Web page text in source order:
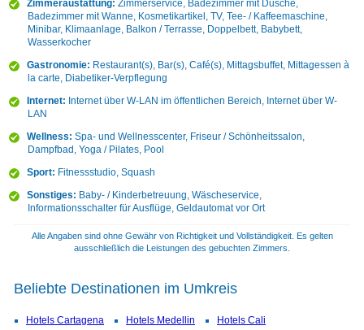
Zimmeraustattung: Zimmerservice, Badezimmer mit Dusche,
Badezimmer mit Wanne, Kosmetikartikel, TV, Tee- / Kaffeemaschine,
Minibar, Klimaanlage, Balkon / Terrasse, Doppelbett, Babybett,
Wasserkocher
Gastronomie: Restaurant(s), Bar(s), Café(s), Mittagsbuffet, Mittagessen à
la carte, Diabetiker-Verpflegung
Internet: Internet über W-LAN im öffentlichen Bereich, Internet über W-
LAN
Wellness: Spa- und Wellnesscenter, Friseur / Schönheitssalon,
Dampfbad, Yoga / Pilates, Pool
Sport: Fitnessstudio, Squash
Sonstiges: Baby- / Kinderbetreuung, Wäscheservice,
Informationsschalter für Ausflüge, Geldautomat vor Ort
Alle Angaben sind ohne Gewähr von Richtigkeit und Vollständigkeit. Es gelten
ausschließlich die Leistungen des gebuchten Zimmers.
Beliebte Destinationen im Umkreis
Hotels Cartagena Hotels Medellin
Hotels Cali